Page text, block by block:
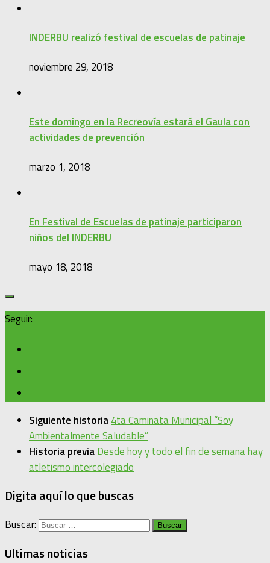
INDERBU realizó festival de escuelas de patinaje
noviembre 29, 2018
Este domingo en la Recreovía estará el Gaula con
actividades de prevención
marzo 1, 2018
En Festival de Escuelas de patinaje participaron
niños del INDERBU
mayo 18, 2018
Seguir:
Siguiente historia4ta Caminata Municipal “Soy
Ambientalmente Saludable”
Historia previaDesde hoy y todo el fin de semana hay
atletismo intercolegiado
Digita aquí lo que buscas
Buscar:
Ultimas noticias